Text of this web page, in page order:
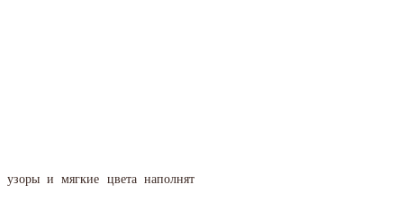
и мягкие цвета наполнят